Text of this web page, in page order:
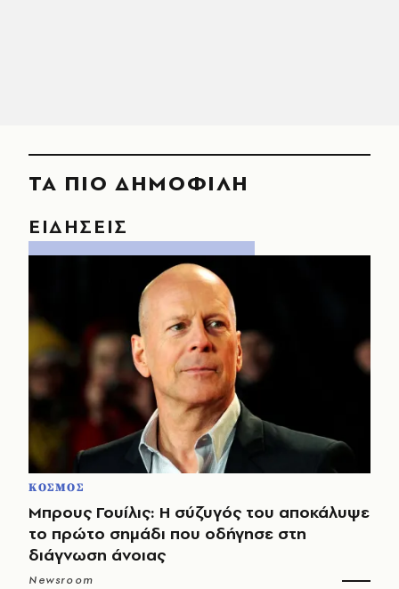
ΤΑ ΠΙΟ ΔΗΜΟΦΙΛΗ
ΕΙΔΗΣΕΙΣ
ΚΟΣΜΟΣ
Μπρους Γουίλις: Η σύζυγός του αποκάλυψε
το πρώτο σημάδι που οδήγησε στη
διάγνωση άνοιας
Newsroom